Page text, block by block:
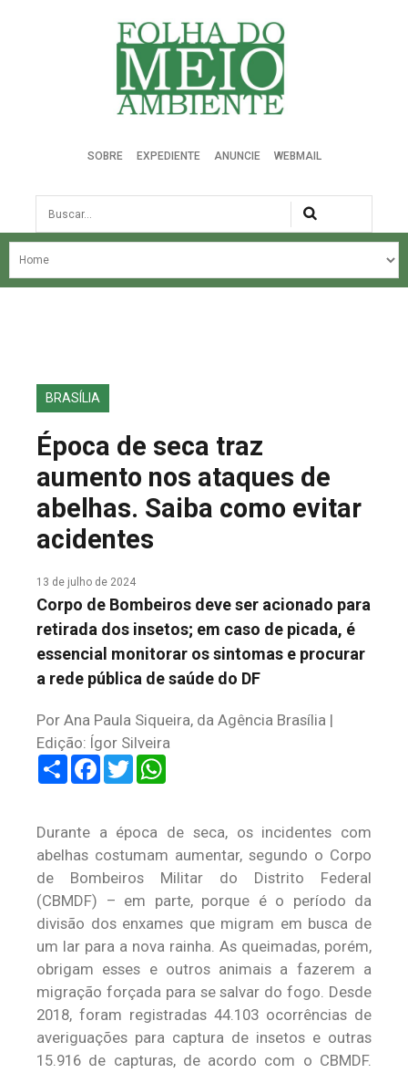
Folha do Meio Ambiente
SOBRE EXPEDIENTE ANUNCIE WEBMAIL
Busca
NOSSA HISTÓRIA
EDIÇÕES ANTERIORES
FALE CONOSCO
BRASÍLIA
Época de seca traz
aumento nos ataques de
abelhas. Saiba como evitar
acidentes
13 de julho de 2024
Corpo de Bombeiros deve ser acionado para
retirada dos insetos; em caso de picada, é
essencial monitorar os sintomas e procurar
a rede pública de saúde do DF
Por Ana Paula Siqueira, da Agência Brasília |
Edição: Ígor Silveira
ShareFacebook
Twitter
Durante a época de seca, os incidentes com
abelhas costumam aumentar, segundo o Corpo
de Bombeiros Militar do Distrito Federal
(CBMDF) – em parte, porque é o período da
divisão dos enxames que migram em busca de
um lar para a nova rainha. As queimadas, porém,
obrigam esses e outros animais a fazerem a
migração forçada para se salvar do fogo. Desde
2018, foram registradas 44.103 ocorrências de
averiguações para captura de insetos e outras
15.916 de capturas, de acordo com o CBMDF.